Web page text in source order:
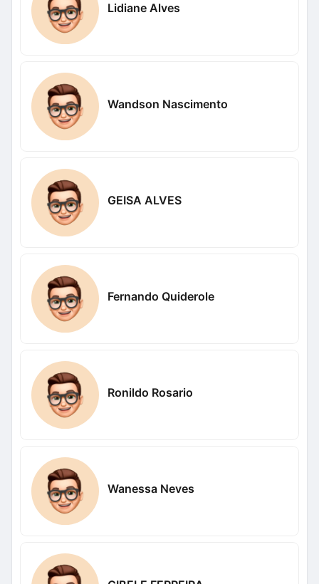
Lidiane Alves
Wandson Nascimento
GEISA ALVES
Fernando Quiderole
Ronildo Rosario
Wanessa Neves